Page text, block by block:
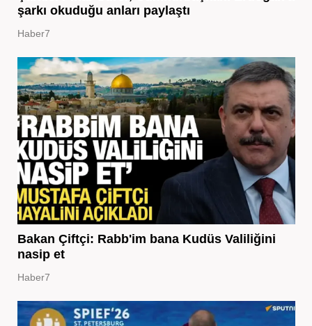
şarkı okuduğu anları paylaştı
Haber7
Bakan Çiftçi: Rabb'im bana Kudüs Valiliğini
nasip et
Haber7